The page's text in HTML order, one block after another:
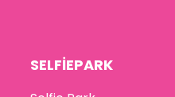
SELFİEPARK